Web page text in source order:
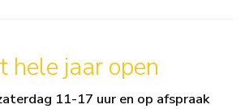
hele jaar open
11-17 uur en op afspraak